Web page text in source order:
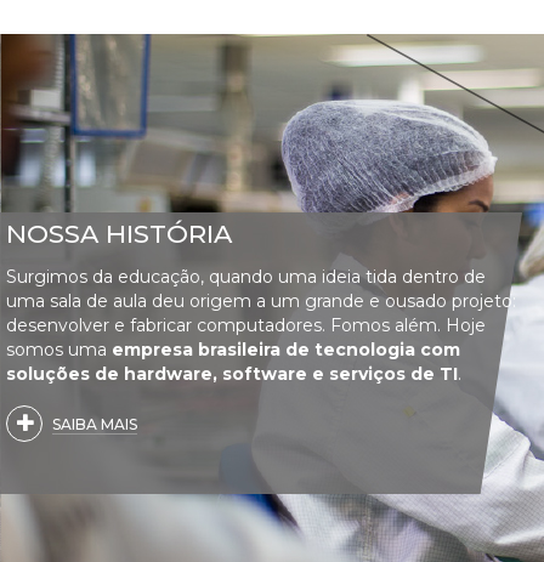
NOSSA HISTÓRIA
Surgimos da educação, quando uma ideia tida dentro de
uma sala de aula deu origem a um grande e ousado projeto:
desenvolver e fabricar computadores. Fomos além. Hoje
somos uma empresa brasileira de tecnologia com
soluções de hardware, software e serviços de TI.
SAIBA MAIS